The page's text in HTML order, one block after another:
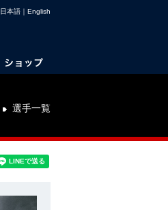
日本語 ｜ English
選手一覧